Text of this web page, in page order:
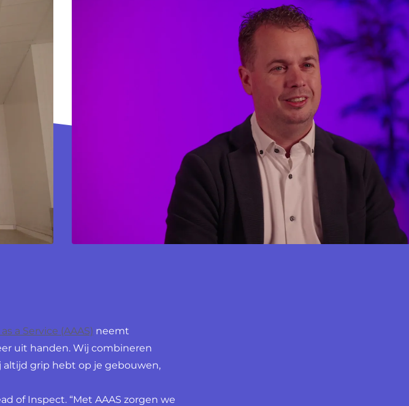
a Service (AAAS) neemt
uit handen. Wij combineren
altijd grip hebt op je gebouwen,
of Inspect. “Met AAAS zorgen we